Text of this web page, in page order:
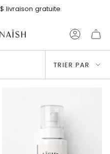
livraison gratuite
Trier
par
TRIER PAR